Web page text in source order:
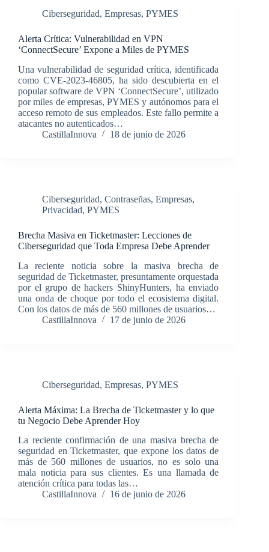
Ciberseguridad, Empresas, PYMES
Alerta Crítica: Vulnerabilidad en VPN
‘ConnectSecure’ Expone a Miles de PYMES
Una vulnerabilidad de seguridad crítica, identificada
como CVE-2023-46805, ha sido descubierta en el
popular software de VPN ‘ConnectSecure’, utilizado
por miles de empresas, PYMES y autónomos para el
acceso remoto de sus empleados. Este fallo permite a
atacantes no autenticados…
CastillaInnova
18 de junio de 2026
Ciberseguridad, Contraseñas, Empresas,
Privacidad, PYMES
Brecha Masiva en Ticketmaster: Lecciones de
Ciberseguridad que Toda Empresa Debe Aprender
La reciente noticia sobre la masiva brecha de
seguridad de Ticketmaster, presuntamente orquestada
por el grupo de hackers ShinyHunters, ha enviado
una onda de choque por todo el ecosistema digital.
Con los datos de más de 560 millones de usuarios…
CastillaInnova
17 de junio de 2026
Ciberseguridad, Empresas, PYMES
Alerta Máxima: La Brecha de Ticketmaster y lo que
tu Negocio Debe Aprender Hoy
La reciente confirmación de una masiva brecha de
seguridad en Ticketmaster, que expone los datos de
más de 560 millones de usuarios, no es solo una
mala noticia para sus clientes. Es una llamada de
atención crítica para todas las…
CastillaInnova
16 de junio de 2026